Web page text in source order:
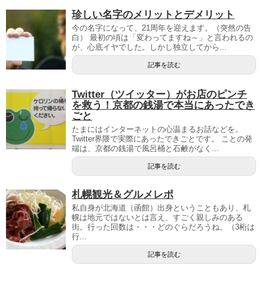
珍しい名字のメリットとデメリット
今の名字になって、21周年を迎えます。（突然の告
白） 最初の頃は「変わってますね～」と言われるの
が、心底イヤでした。しかし独立してから...
記事を読む
Twitter（ツイッター）がお店のピンチ
を救う！京都の銭湯で本当にあったでき
ごと
たまにはインターネットの心温まるお話などを。
Twitter界隈で実際にあったできごとです。 ことの発
端は、京都の銭湯で風呂桶と石鹸がなく...
記事を読む
札幌観光＆グルメレポ
私自身が北海道（函館）出身ということもあり、札
幌は地元ではないとは言え、すごく親しみのある
街。行った回数は・・・どのぐらだろうね。（3桁は
行...
記事を読む